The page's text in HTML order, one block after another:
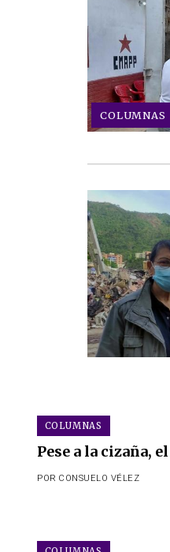
COLUMNAS
COLUMNAS
Pese a la cizaña,
POR CONSUELO VÉLEZ